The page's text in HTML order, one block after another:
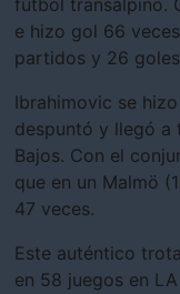
fútbol transalpino.
e hizo gol 66
partidos y 26
Ibrahimovic se
despuntó y llegó a
Bajos. Con el
que en un Malmö
47 veces.
Este auténtico
en 58 juegos en